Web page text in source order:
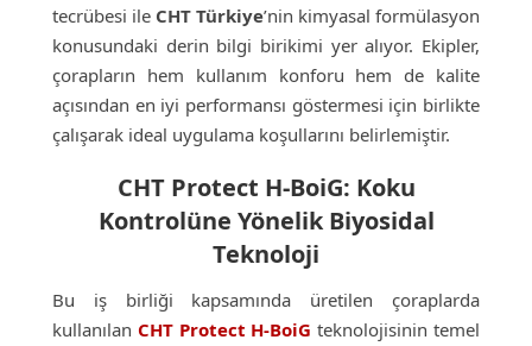
tecrübesi ile CHT Türkiye’nin kimyasal formülasyon
konusundaki derin bilgi birikimi yer alıyor. Ekipler,
çorapların hem kullanım konforu hem de kalite
açısından en iyi performansı göstermesi için birlikte
çalışarak ideal uygulama koşullarını belirlemiştir.
CHT Protect H-BoiG: Koku
Kontrolüne Yönelik Biyosidal
Teknoloji
Bu iş birliği kapsamında üretilen çoraplarda
kullanılan CHT Protect H-BoiG teknolojisinin temel